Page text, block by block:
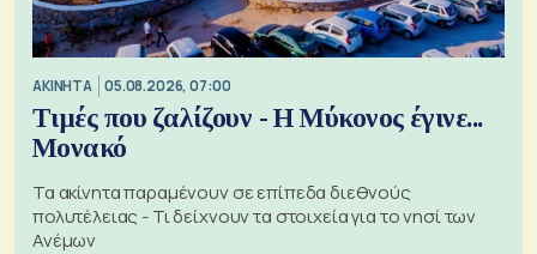
ΑΚΙΝΗΤΑ 05.08.2026, 07:00
Τιμές που ζαλίζουν - Η Μύκονος έγινε...
Μονακό
Τα ακίνητα παραμένουν σε επίπεδα διεθνούς
πολυτέλειας - Τι δείχνουν τα στοιχεία για το νησί των
Ανέμων